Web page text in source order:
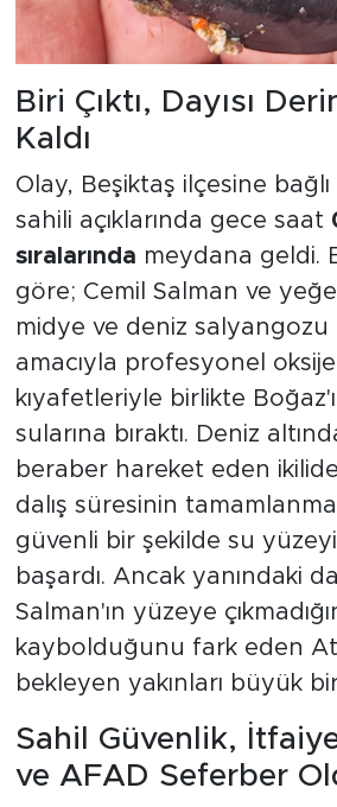
Biri Çıktı, Dayısı
Kaldı
Olay, Beşiktaş ilçesine
sahili açıklarında gece saat
sıralarında meydana geldi.
göre; Cemil Salman ve
midye ve deniz salyangozu
amacıyla profesyonel
kıyafetleriyle birlikte
sularına bıraktı. Deniz
beraber hareket eden
dalış süresinin
güvenli bir şekilde su
başardı. Ancak yanındaki
Salman'ın yüzeye
kaybolduğunu fark eden
bekleyen yakınları büyük
Sahil Güvenlik, İtfaiye
ve AFAD Seferber